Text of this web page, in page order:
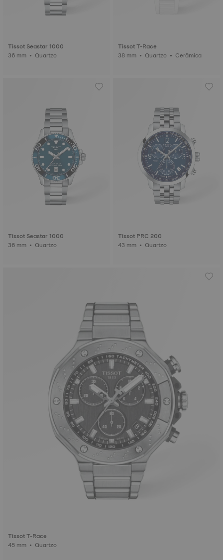
Tissot Seastar 1000
36 mm • Quartzo
Tissot T-Race
38 mm • Quartzo • Cerâmica
Tissot Seastar 1000
36 mm • Quartzo
Tissot PRC 200
43 mm • Quartzo
Tissot T-Race
45 mm • Quartzo